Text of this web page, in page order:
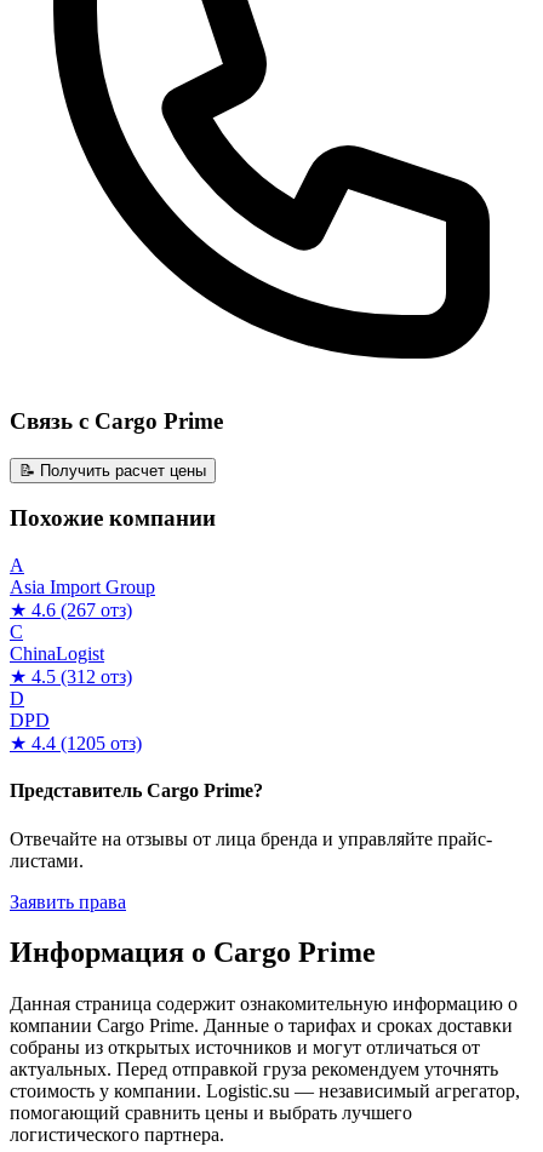
Связь с Cargo Prime
📝 Получить расчет цены
Похожие компании
A
Asia Import Group
★ 4.6 (267 отз)
C
ChinaLogist
★ 4.5 (312 отз)
D
DPD
★ 4.4 (1205 отз)
Представитель Cargo Prime?
Отвечайте на отзывы от лица бренда и управляйте прайс-
листами.
Заявить права
Информация о Cargo Prime
Данная страница содержит ознакомительную информацию о
компании Cargo Prime. Данные о тарифах и сроках доставки
собраны из открытых источников и могут отличаться от
актуальных. Перед отправкой груза рекомендуем уточнять
стоимость у компании. Logistic.su — независимый агрегатор,
помогающий сравнить цены и выбрать лучшего
логистического партнера.